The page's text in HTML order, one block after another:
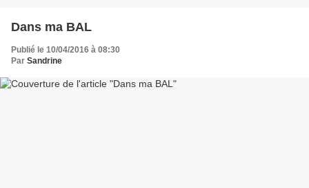
Dans ma BAL
Publié le 10/04/2016 à 08:30
Par Sandrine